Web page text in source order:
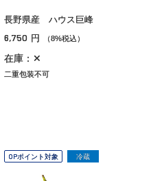
長野県産 ハウス巨峰
6,750 円 （8%税込）
在庫：✕
二重包装不可
OPポイント対象 冷蔵